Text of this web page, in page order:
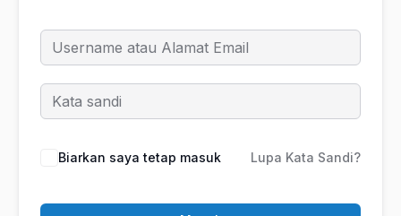
Biarkan saya tetap masuk Lupa Kata Sandi?